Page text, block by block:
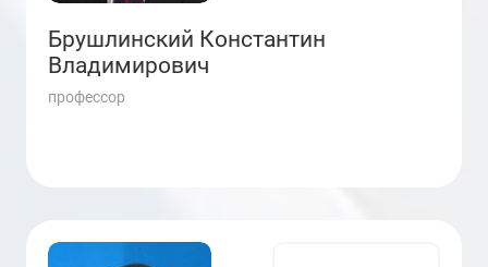
Брушлинский Константин
Владимирович
профессор